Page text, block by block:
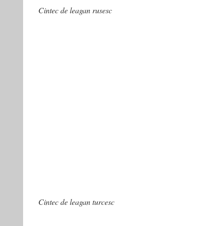
Cintec de leagan rusesc
Cintec de leagan turcesc